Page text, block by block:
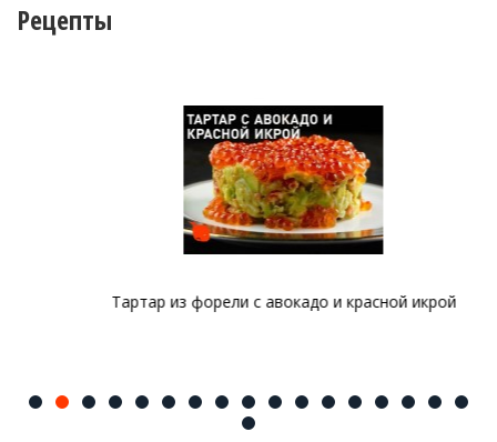
Рецепты
Тартар из форели с авокадо и красной икрой